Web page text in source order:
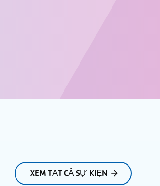
XEM TẤT CẢ SỰ KIỆN